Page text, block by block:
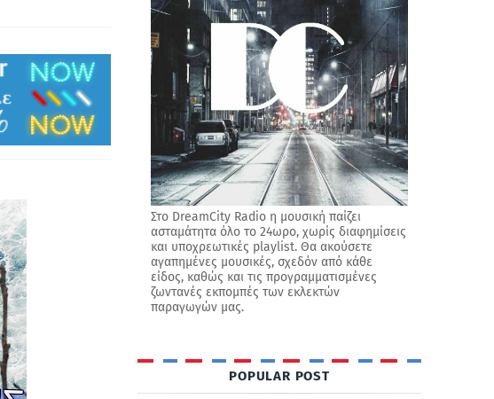
Στο DreamCity Radio η μουσική παίζει
ασταμάτητα όλο το 24ωρο, χωρίς διαφημίσεις
και υποχρεωτικές playlist. Θα ακούσετε
αγαπημένες μουσικές, σχεδόν από κάθε
είδος, καθώς και τις προγραμματισμένες
ζωντανές εκπομπές των εκλεκτών
παραγωγών μας.
POPULAR POST